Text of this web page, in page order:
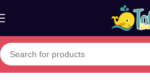
Home»Boutique»Jouet REF BN053